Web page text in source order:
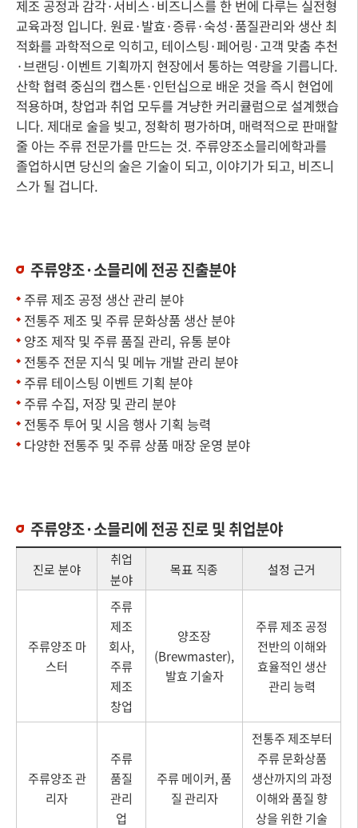
제조 공정과 감각·서비스·비즈니스를 한 번에 다루는 실전형
교육과정 입니다. 원료·발효·증류·숙성·품질관리와 생산 최
적화를 과학적으로 익히고, 테이스팅·페어링·고객 맞춤 추천
·브랜딩·이벤트 기획까지 현장에서 통하는 역량을 기릅니다.
산학 협력 중심의 캡스톤·인턴십으로 배운 것을 즉시 현업에
적용하며, 창업과 취업 모두를 겨냥한 커리큘럼으로 설계했습
니다. 제대로 술을 빚고, 정확히 평가하며, 매력적으로 판매할
줄 아는 주류 전문가를 만드는 것. 주류양조소믈리에학과를
졸업하시면 당신의 술은 기술이 되고, 이야기가 되고, 비즈니
스가 될 겁니다.
주류양조·소믈리에 전공 진출분야
주류 제조 공정 생산 관리 분야
전통주 제조 및 주류 문화상품 생산 분야
양조 제작 및 주류 품질 관리, 유통 분야
전통주 전문 지식 및 메뉴 개발 관리 분야
주류 테이스팅 이벤트 기획 분야
주류 수집, 저장 및 관리 분야
전통주 투어 및 시음 행사 기획 능력
다양한 전통주 및 주류 상품 매장 운영 분야
주류양조·소믈리에 전공 진로 및 취업분야
진로 분야
취업
분야
목표 직종 설정 근거
주류양조 마
스터
주류
제조
회사,
주류
제조
창업
양조장
(Brewmaster),
발효 기술자
주류 제조 공정
전반의 이해와
효율적인 생산
관리 능력
주류양조 관
리자
주류
품질
관리
업
주류 메이커, 품
질 관리자
전통주 제조부터
주류 문화상품
생산까지의 과정
이해와 품질 향
상을 위한 기술